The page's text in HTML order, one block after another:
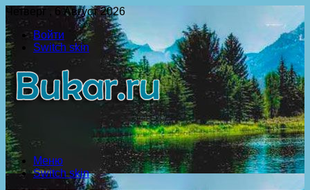
Четверг , 6 Август 2026
Войти
Switch skin
Меню
Switch skin